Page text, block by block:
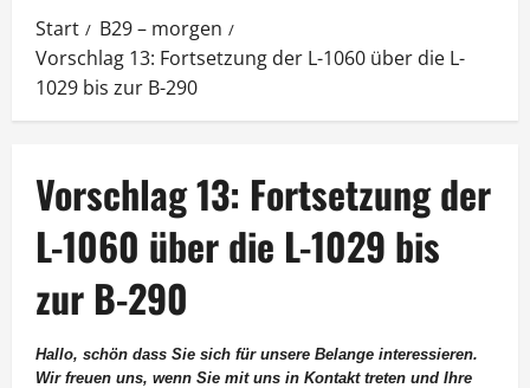
Start
B29 – morgen
Vorschlag 13: Fortsetzung der L-1060 über die L-
1029 bis zur B-290
Vorschlag 13: Fortsetzung der
L-1060 über die L-1029 bis
zur B-290
Hallo, schön dass Sie sich für unsere Belange interessieren.
Wir freuen uns, wenn Sie mit uns in Kontakt treten und Ihre